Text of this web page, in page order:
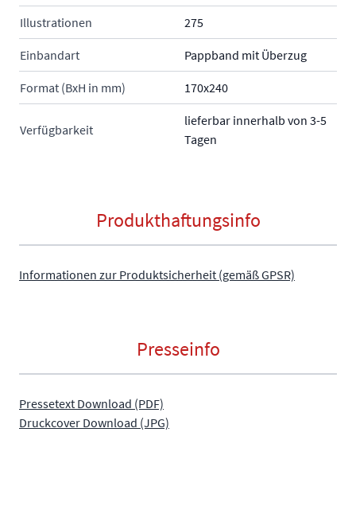
Illustrationen 275
Einbandart Pappband mit Überzug
Format (BxH in mm) 170x240
Verfügbarkeit
lieferbar innerhalb von 3-5
Tagen
Produkthaftungsinfo
Informationen zur Produktsicherheit (gemäß GPSR)
Presseinfo
Pressetext Download (PDF)
Druckcover Download (JPG)